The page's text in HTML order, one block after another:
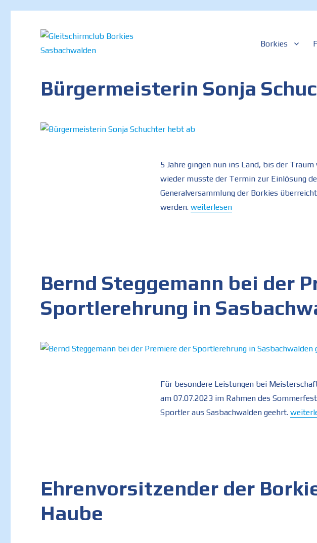
Borkies
Bürgermeisterin Sonja
5 Jahre gingen nun ins Land, bis der
wieder musste der Termin zur Einlösung
Generalversammlung der Borkies
werden. „Bürgermeisterin Sonja Schuchter
weiterlesen
Bernd Steggemann bei der
Sportlerehrung in
Für besondere Leistungen bei
am 07.07.2023 im Rahmen des
Sportler aus Sasbachwalden geehrt.
Ehrenvorsitzender der
Haube